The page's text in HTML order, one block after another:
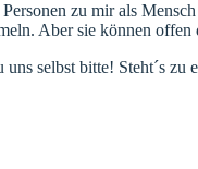
zu mir als
Aber sie können
selbst bitte! Steht´s zu